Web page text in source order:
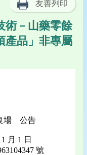
友善列印
術－山藥零餘
產品」非專屬
場 公告
月 1 日
號